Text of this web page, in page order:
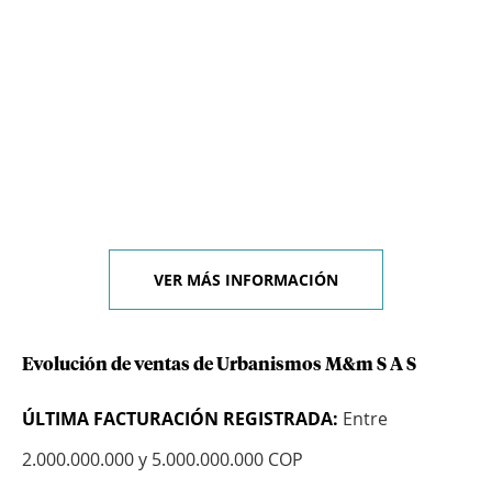
VER MÁS INFORMACIÓN
Evolución de ventas de Urbanismos M&m S A S
ÚLTIMA FACTURACIÓN REGISTRADA: Entre
2.000.000.000 y 5.000.000.000 COP